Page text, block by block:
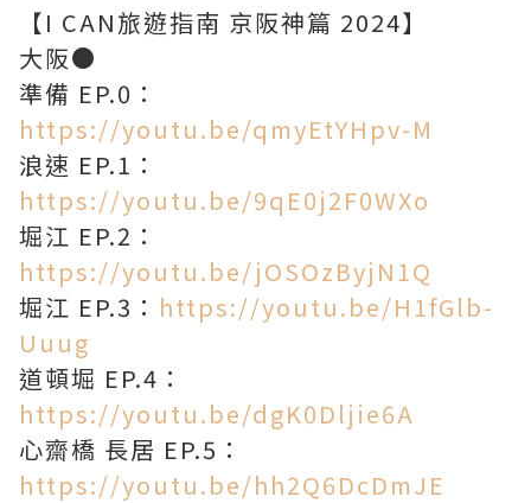
【I CAN旅遊指南 京阪神篇 2024】
大阪●
準備 EP.0：
https://youtu.be/qmyEtYHpv-M
浪速 EP.1：
https://youtu.be/9qE0j2F0WXo
堀江 EP.2：
https://youtu.be/jOSOzByjN1Q
堀江 EP.3： https://youtu.be/H1fGlb-
Uuug
道頓堀 EP.4：
https://youtu.be/dgK0Dljie6A
心齋橋 長居 EP.5：
https://youtu.be/hh2Q6DcDmJE